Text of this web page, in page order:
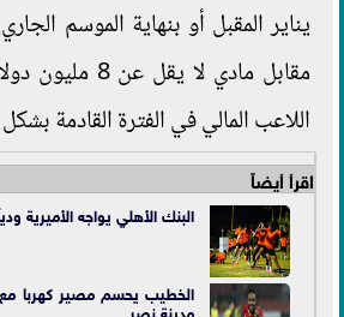
يناير المقبل أو بنهاية الموسم
مقابل مادي لا
اللاعب المالي في الفترة القادمة
اقرأ أيضاً
البنك الأهلي يواجه الأميرية
الخطيب يحسم مصير كهربا